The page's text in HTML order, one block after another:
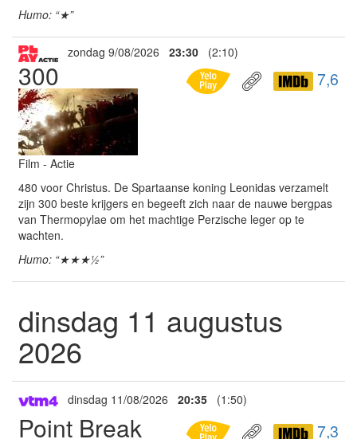
Humo: “★”
zondag 9/08/2026 23:30 (2:10)
300 7,6
Film - Actie
480 voor Christus. De Spartaanse koning Leonidas verzamelt
zijn 300 beste krijgers en begeeft zich naar de nauwe bergpas
van Thermopylae om het machtige Perzische leger op te
wachten.
Humo: “★★★½”
dinsdag 11 augustus
2026
dinsdag 11/08/2026 20:35 (1:50)
Point Break 7,3